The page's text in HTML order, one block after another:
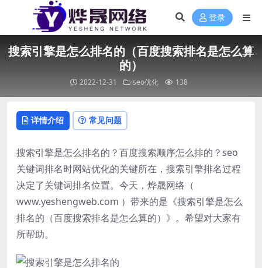
登录
搜索引擎是怎么排名的（百度搜索排名是怎么算
的）
2022-12-31 seo优化 138
详情介绍 常见问题
搜索引擎是怎么排名的？百度搜索顺序怎么排的？seo
关键词排名时网站优化的关键所在，搜索引擎排名过程
决定了关键词排名位置。今天，烨晟网络（
www.yeshengweb.com ）带来的是《搜索引擎是怎么
排名的（百度搜索排名是怎么算的）》。希望对大家有
所帮助。